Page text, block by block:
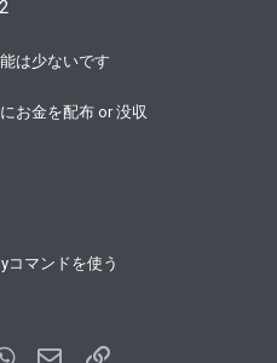
は少ないです
お金を配布 or 没収
コマンドを使う
WhatsAppメールアドレス
Link